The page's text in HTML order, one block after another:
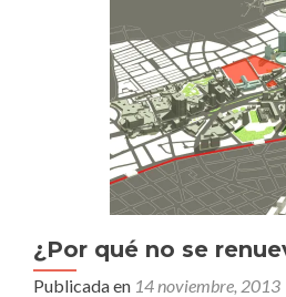
¿Por qué no se
Publicada en 14 noviembre, 2013